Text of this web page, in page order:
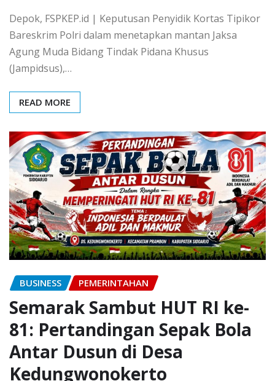
Depok, FSPKEP.id | Keputusan Penyidik Kortas Tipikor
Bareskrim Polri dalam menetapkan mantan Jaksa
Agung Muda Bidang Tindak Pidana Khusus
(Jampidsus),…
READ MORE
BUSINESS PEMERINTAHAN
Semarak Sambut HUT RI ke-
81: Pertandingan Sepak Bola
Antar Dusun di Desa
Kedungwonokerto